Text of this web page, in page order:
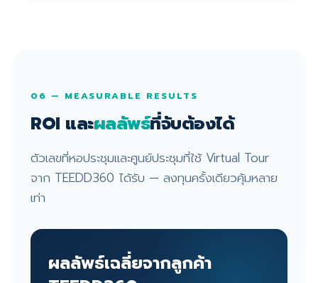
06 — MEASURABLE RESULTS
ROI และผลลัพธ์ที่จับต้องได้
ตัวเลขที่หอประชุมและศูนย์ประชุมที่ใช้ Virtual Tour
จาก TEEDD360 ได้รับ — ลงทุนครั้งเดียวคุ้มหลาย
เท่า
ผลลัพธ์เฉลี่ยจากลูกค้า